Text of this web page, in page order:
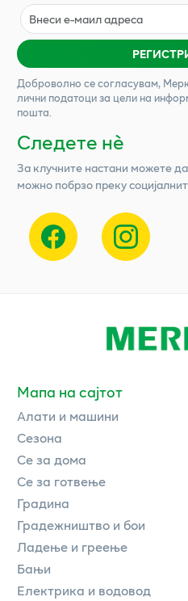
Доброволно се согласувам,
лични податоци за цели на
пошта.
Следете нѐ
За клучните настани можете
можно побрзо преку
Мапа на сајтот
Алати и машини
Сезона
Се за дома
Се за готвење
Градина
Градежништво и бои
Ладење и греење
Бањи
Електрика и водовод